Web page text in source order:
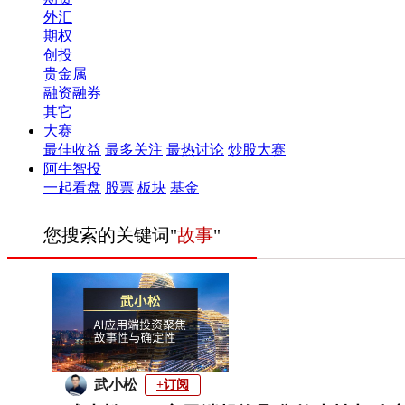
外汇
期权
创投
贵金属
融资融券
其它
大赛
最佳收益 最多关注 最热讨论 炒股大赛
阿牛智投
一起看盘 股票 板块 基金
您搜索的关键词"故事"
武小松 +订阅